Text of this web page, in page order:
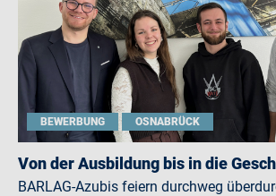
BEWERBUNG OSNABRÜCK
Von der Ausbildung bis in die
BARLAG-Azubis feiern durchweg